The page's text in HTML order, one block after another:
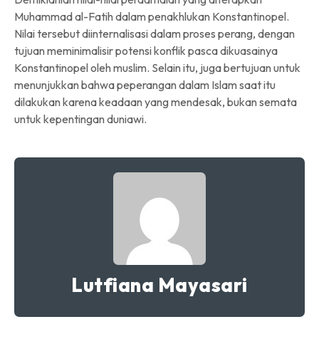
Muhammad al-Fatih dalam penakhlukan Konstantinopel.
Nilai tersebut diinternalisasi dalam proses perang, dengan
tujuan meminimalisir potensi konflik pasca dikuasainya
Konstantinopel oleh muslim. Selain itu, juga bertujuan untuk
menunjukkan bahwa peperangan dalam Islam saat itu
dilakukan karena keadaan yang mendesak, bukan semata
untuk kepentingan duniawi.
Lutfiana Mayasari